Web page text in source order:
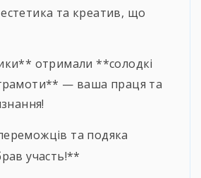
та креатив, що
отримали **солодкі
— ваша праця та
та подяка
участь!**